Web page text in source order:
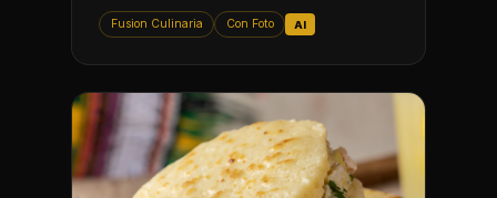
Fusion Culinaria Con Foto AI